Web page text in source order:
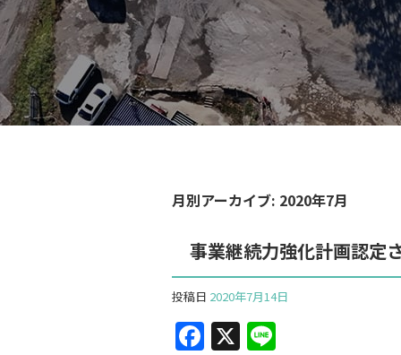
月別アーカイブ: 2020年7月
事業継続力強化計画認定
投稿日 2020年7月14日
F X